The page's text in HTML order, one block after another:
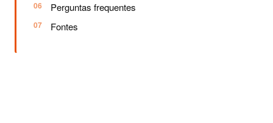
Perguntas frequentes
Fontes